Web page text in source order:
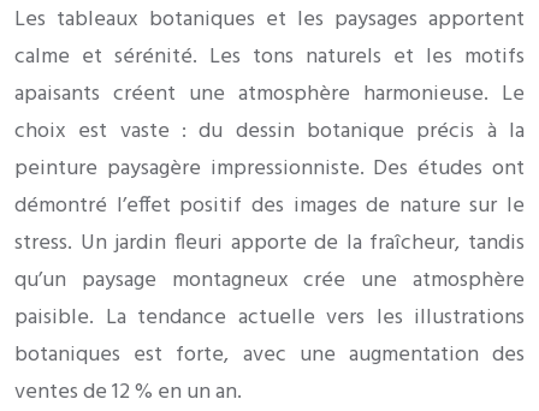
Les tableaux botaniques et les paysages apportent
calme et sérénité. Les tons naturels et les motifs
apaisants créent une atmosphère harmonieuse. Le
choix est vaste : du dessin botanique précis à la
peinture paysagère impressionniste. Des études ont
démontré l’effet positif des images de nature sur le
stress. Un jardin fleuri apporte de la fraîcheur, tandis
qu’un paysage montagneux crée une atmosphère
paisible. La tendance actuelle vers les illustrations
botaniques est forte, avec une augmentation des
ventes de 12 % en un an.